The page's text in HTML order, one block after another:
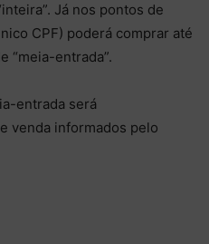
Já nos pontos de
CPF) poderá comprar até
“meia-entrada”.
entrada será
venda informados pelo